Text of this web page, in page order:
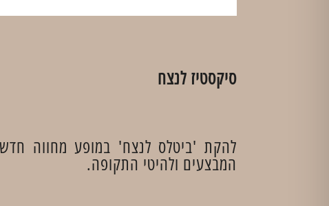
סיקסטיז לנצח
להקת 'ביטלס לנצח' במופע מחווה
המבצעים ולהיטי התקופה.